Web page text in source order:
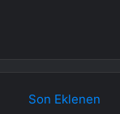
Son Eklenen